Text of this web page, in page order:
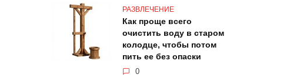
РАЗВЛЕЧЕНИЕ
Как проще всего
очистить воду в старом
колодце, чтобы потом
пить ее без опаски
0